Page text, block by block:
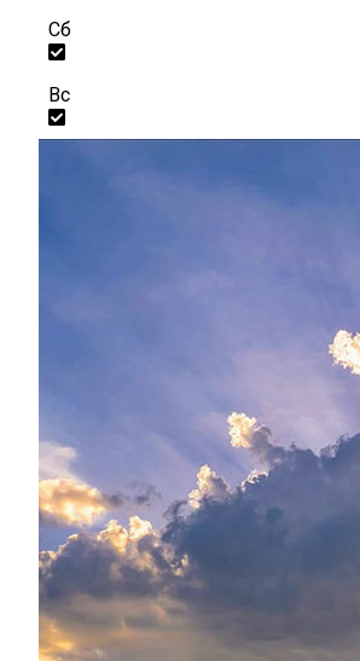
Сб
Вс